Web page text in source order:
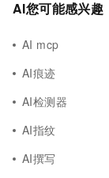
AI您可能感兴趣
AI mcp
AI痕迹
AI检测器
AI指纹
AI撰写